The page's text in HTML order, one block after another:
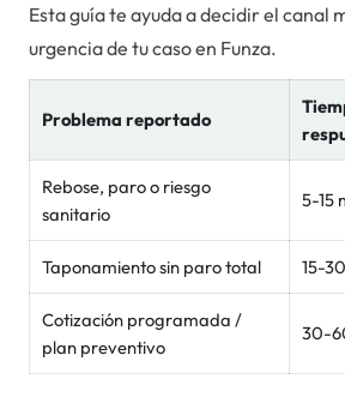
Esta guía te ayuda a decidir el canal
urgencia de tu caso en Funza.
Problema reportado
Rebose, paro o riesgo
sanitario
5-15
Taponamiento sin paro total 15-
Cotización programada /
plan preventivo
30-